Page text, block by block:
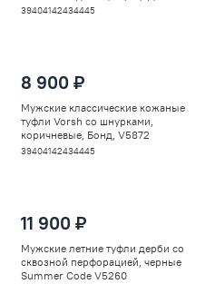
V5858рыж
39404142434445
8 900 ₽
Мужские классические кожаные
туфли Vorsh со шнурками,
коричневые, Бонд, V5872
39404142434445
11 900 ₽
Мужские летние туфли дерби со
сквозной перфорацией, черные
Summer Code V5260